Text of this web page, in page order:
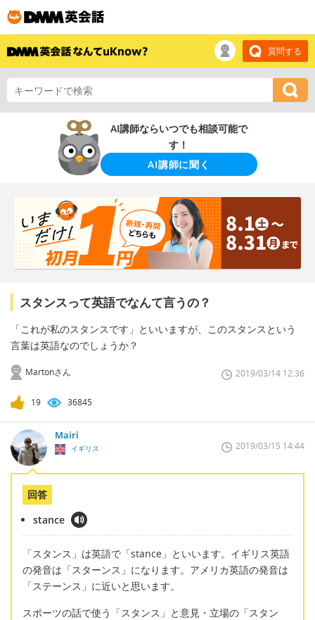
質問する
AI講師ならいつでも相談可能で
す！
AI講師に聞く
スタンスって英語でなんて言うの？
「これが私のスタンスです」といいますが、このスタンスという
言葉は英語なのでしょうか？
Martonさん 2019/03/14 12:36
19 36845
Mairi
イギリス 2019/03/15 14:44
回答
stance
「スタンス」は英語で「stance」といいます。イギリス英語
の発音は「スターンス」になります。アメリカ英語の発音は
「ステーンス」に近いと思います。
スポーツの話で使う「スタンス」と意見・立場の「スタン